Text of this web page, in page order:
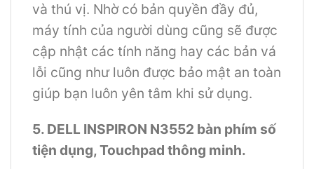
và thú vị. Nhờ có bản quyền đầy đủ,
máy tính của người dùng cũng sẽ được
cập nhật các tính năng hay các bản vá
lỗi cũng như luôn được bảo mật an toàn
giúp bạn luôn yên tâm khi sử dụng.
5. DELL INSPIRON N3552 bàn phím số
tiện dụng, Touchpad thông minh.